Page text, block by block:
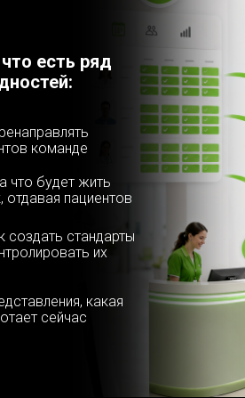
команде
что будет жить
отдавая пациентов
создать стандарты
их
какая
сейчас
есть ряд